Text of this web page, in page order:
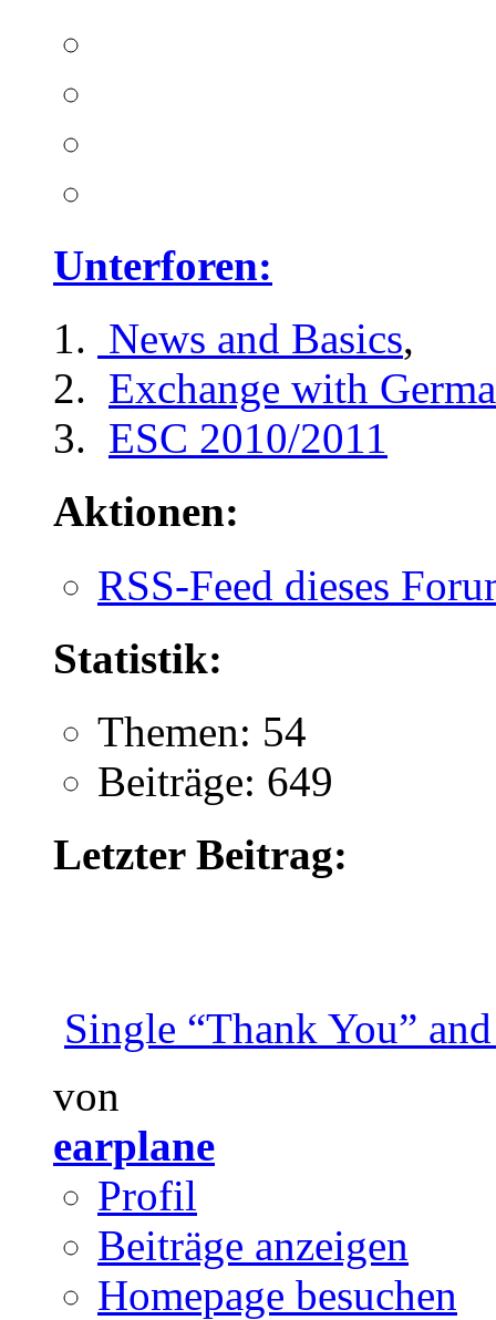
Unterforen:
News and Basics,
Exchange with
ESC 2010/2011
Aktionen:
RSS-Feed dieses
Statistik:
Themen: 54
Beiträge: 649
Letzter Beitrag:
Single “Thank You”
von
earplane
Profil
Beiträge anzeigen
Homepage besuchen